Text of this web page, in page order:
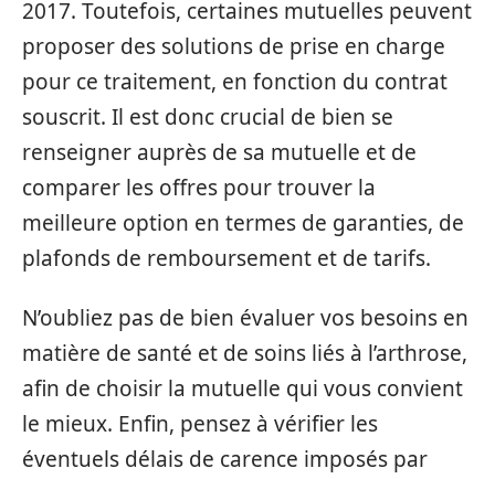
2017. Toutefois, certaines mutuelles peuvent
proposer des solutions de prise en charge
pour ce traitement, en fonction du contrat
souscrit. Il est donc crucial de bien se
renseigner auprès de sa mutuelle et de
comparer les offres pour trouver la
meilleure option en termes de garanties, de
plafonds de remboursement et de tarifs.
N’oubliez pas de bien évaluer vos besoins en
matière de santé et de soins liés à l’arthrose,
afin de choisir la mutuelle qui vous convient
le mieux. Enfin, pensez à vérifier les
éventuels délais de carence imposés par